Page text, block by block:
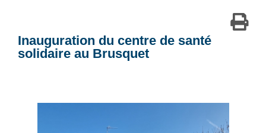
Inauguration du centre de santé
solidaire au Brusquet